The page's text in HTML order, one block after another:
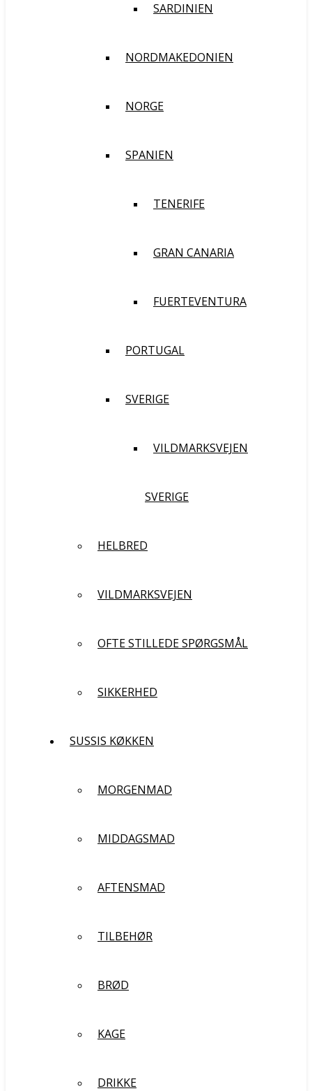
SARDINIEN
NORDMAKEDONIEN
NORGE
SPANIEN
TENERIFE
GRAN CANARIA
FUERTEVENTURA
PORTUGAL
SVERIGE
VILDMARKSVEJEN
SVERIGE
HELBRED
VILDMARKSVEJEN
OFTE STILLEDE SPØRGSMÅL
SIKKERHED
SUSSIS KØKKEN
MORGENMAD
MIDDAGSMAD
AFTENSMAD
TILBEHØR
BRØD
KAGE
DRIKKE